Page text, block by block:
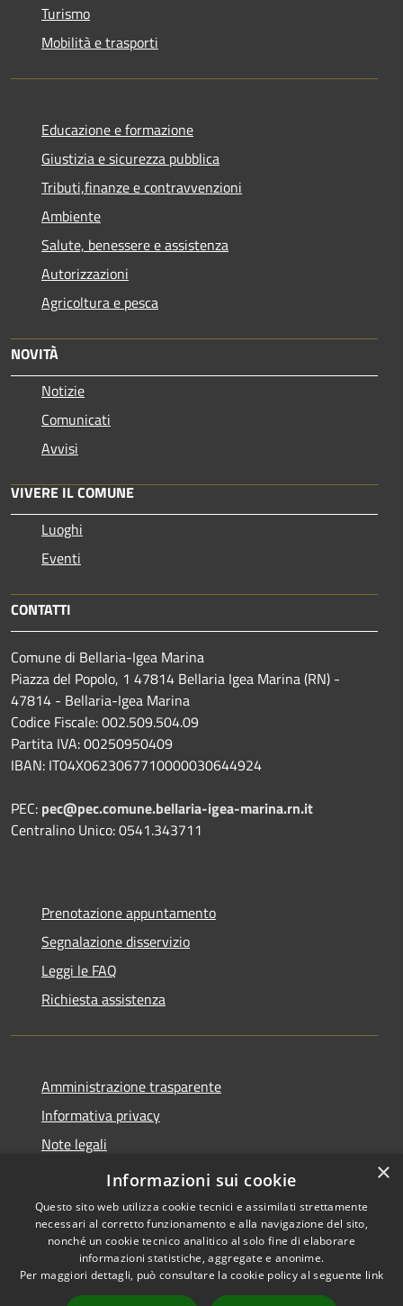
Turismo
Mobilità e trasporti
Educazione e formazione
Giustizia e sicurezza pubblica
Tributi,finanze e contravvenzioni
Ambiente
Salute, benessere e assistenza
Autorizzazioni
Agricoltura e pesca
NOVITÀ
Notizie
Comunicati
Avvisi
VIVERE IL COMUNE
Luoghi
Eventi
CONTATTI
Comune di Bellaria-Igea Marina
Piazza del Popolo, 1 47814 Bellaria Igea Marina (RN) -
47814 - Bellaria-Igea Marina
Codice Fiscale: 002.509.504.09
Partita IVA: 00250950409
IBAN: IT04X0623067710000030644924
PEC: pec@pec.comune.bellaria-igea-marina.rn.it
Centralino Unico: 0541.343711
Prenotazione appuntamento
Segnalazione disservizio
Leggi le FAQ
Richiesta assistenza
Amministrazione trasparente
Informativa privacy
Note legali
Dichiarazione di accessibilità
Accessibilità
Copyright © 2026 • Comune di
Bellaria Igea Marina • Powered
×
Informazioni sui cookie
Questo sito web utilizza cookie tecnici e assimilati strettamente
necessari al corretto funzionamento e alla navigazione del sito,
nonché un cookie tecnico analitico al solo fine di elaborare
informazioni statistiche, aggregate e anonime.
Per maggiori dettagli, può consultare la cookie policy al seguente link